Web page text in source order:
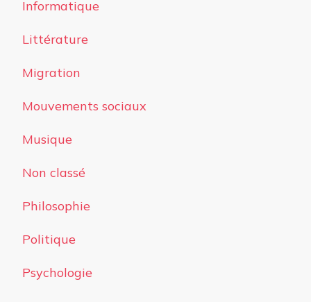
Informatique
Littérature
Migration
Mouvements sociaux
Musique
Non classé
Philosophie
Politique
Psychologie